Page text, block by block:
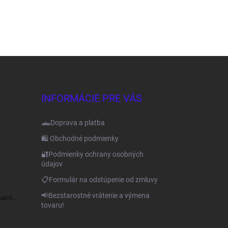
INFORMÁCIE PRE VÁS
🛻Doprava a platba
🛍️ Obchodné podmienky
🔐Podmienky ochrany osobných
údajov
📋Formulár na odstúpenie od zmluvy
📢Bezstarostné vrátenie a výmena
tovaru!